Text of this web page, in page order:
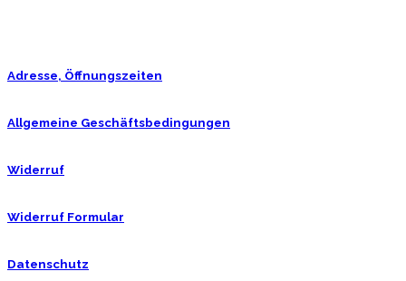
Adresse, Öffnungszeiten
Allgemeine Geschäftsbedingungen
Widerruf
Widerruf Formular
Datenschutz